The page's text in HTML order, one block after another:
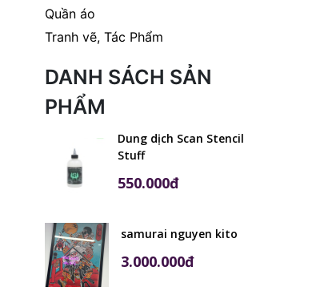
Quần áo
Tranh vẽ, Tác Phẩm
DANH SÁCH SẢN
PHẨM
Dung dịch Scan Stencil
Stuff
550.000đ
samurai nguyen kito
3.000.000đ